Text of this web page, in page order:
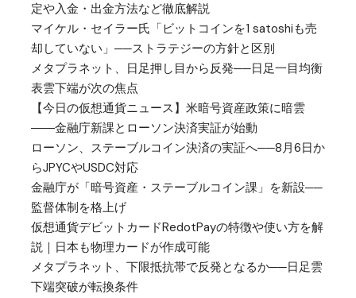
定や入金・出金方法など徹底解説
マイケル・セイラー氏「ビットコインを1 satoshiも売
却していない」──ストラテジーの方針と区別
メタプラネット、日足押し目から反発──日足一目均衡
表雲下端が次の焦点
【今日の仮想通貨ニュース】米暗号資産政策に暗雲
――金融庁新課とローソン決済実証が始動
ローソン、ステーブルコイン決済の実証へ──8月6日か
らJPYCやUSDC対応
金融庁が「暗号資産・ステーブルコイン課」を新設──
監督体制を格上げ
仮想通貨デビットカードRedotPayの特徴や使い方を解
説｜日本も物理カードが作成可能
メタプラネット、下限抵抗帯で反発となるか──日足雲
下端突破が転換条件